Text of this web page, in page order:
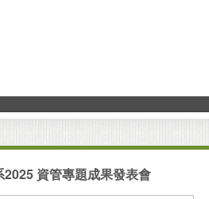
2025 資管專題成果發表會